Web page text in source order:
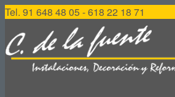
Tel. 91 648 48 05 - 618 22 18 71